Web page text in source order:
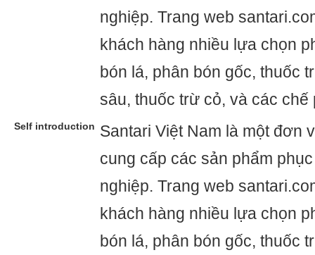
nghiệp. Trang web
khách hàng nhiều lựa chọn
bón lá, phân bón gốc, thuốc
sâu, thuốc trừ cỏ, và các chế
Self introduction Santari Việt Nam là một đơn
cung cấp các sản phẩm
nghiệp. Trang web
khách hàng nhiều lựa chọn
bón lá, phân bón gốc, thuốc